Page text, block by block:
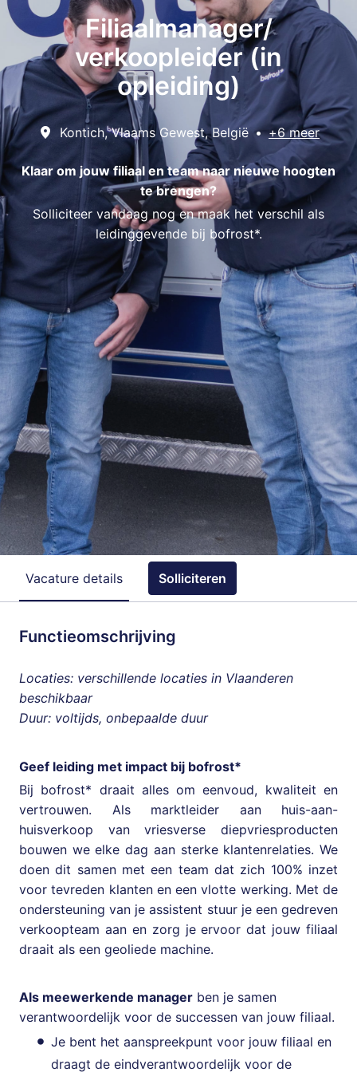
Filiaalmanager/
verkoopleider (in
opleiding)
Kontich, Vlaams Gewest, België • +6 meer
Klaar om jouw filiaal en team naar nieuwe hoogten
te brengen?
Solliciteer vandaag nog en maak het verschil als
leidinggevende bij bofrost*.
Vacature details Solliciteren
Functieomschrijving
Locaties: verschillende locaties in Vlaanderen
beschikbaar
Duur: voltijds, onbepaalde duur
Geef leiding met impact bij bofrost*
Bij bofrost* draait alles om eenvoud, kwaliteit en
vertrouwen. Als marktleider aan huis-aan-
huisverkoop van vriesverse diepvriesproducten
bouwen we elke dag aan sterke klantenrelaties. We
doen dit samen met een team dat zich 100% inzet
voor tevreden klanten en een vlotte werking. Met de
ondersteuning van je assistent stuur je een gedreven
verkoopteam aan en zorg je ervoor dat jouw filiaal
draait als een geoliede machine.
Als meewerkende manager ben je samen
verantwoordelijk voor de successen van jouw filiaal.
Je bent het aanspreekpunt voor jouw filiaal en
draagt de eindverantwoordelijk voor de